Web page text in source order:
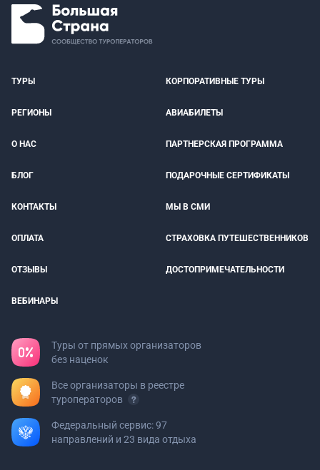
ТУРЫ КОРПОРАТИВНЫЕ ТУРЫ
РЕГИОНЫ АВИАБИЛЕТЫ
О НАС ПАРТНЕРСКАЯ ПРОГРАММА
БЛОГ ПОДАРОЧНЫЕ СЕРТИФИКАТЫ
КОНТАКТЫ МЫ В СМИ
ОПЛАТА СТРАХОВКА ПУТЕШЕСТВЕННИКОВ
ОТЗЫВЫ ДОСТОПРИМЕЧАТЕЛЬНОСТИ
ВЕБИНАРЫ
Туры от прямых организаторов
без наценок
Все организаторы в реестре
туроператоров
Федеральный сервис: 97
направлений и 23 вида отдыха